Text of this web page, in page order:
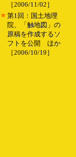
［2006/11/02］
■ 第1回：国土地理
院、「触地図」の
原稿を作成するソ
フトを公開 ほか
［2006/10/19］